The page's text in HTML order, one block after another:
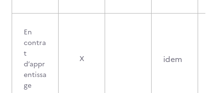
En
contra
t
d’appr
entissa
ge
X idem